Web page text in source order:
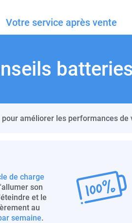
Votre service après vente
batteries
améliorer les performances de
de charge
son
et le
au
semaine.